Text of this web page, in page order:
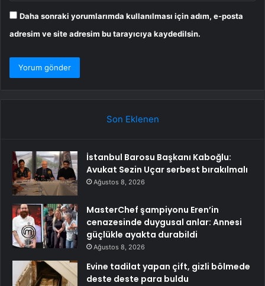
Daha sonraki yorumlarımda kullanılması için adım, e-posta
adresim ve site adresim bu tarayıcıya kaydedilsin.
Son Eklenen
İstanbul Barosu Başkanı Kaboğlu:
Avukat Sezin Uçar serbest bırakılmalı
Ağustos 8, 2026
MasterChef şampiyonu Eren’in
cenazesinde duygusal anlar: Annesi
güçlükle ayakta durabildi
Ağustos 8, 2026
Evine tadilat yapan çift, gizli bölmede
deste deste para buldu